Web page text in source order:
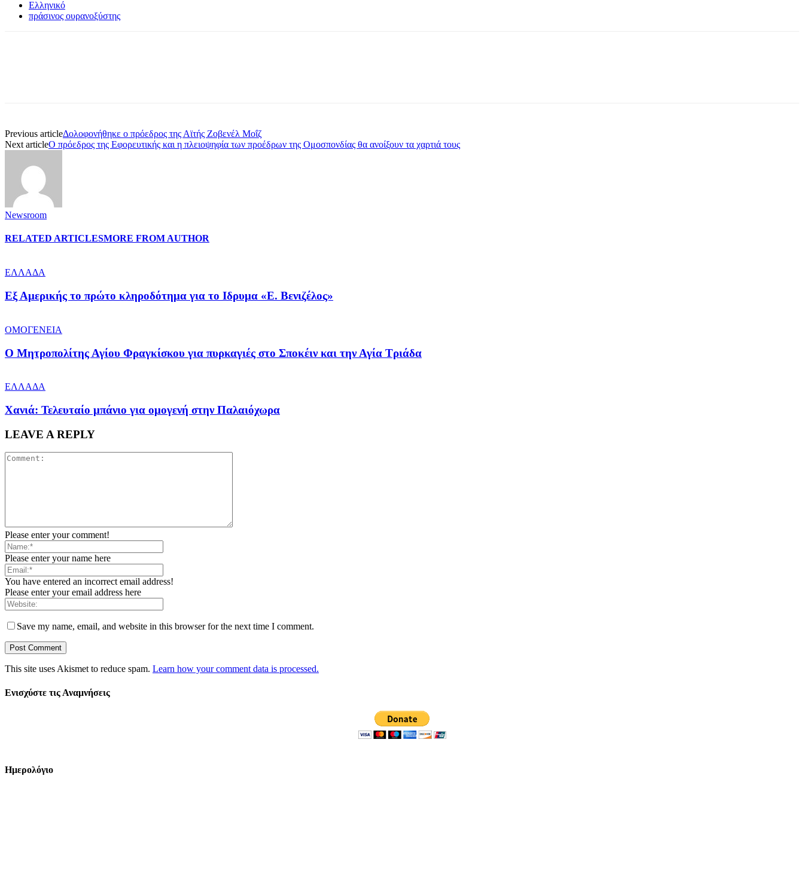
Ελληνικό
πράσινος ουρανοξύστης
Previous articleΔολοφονήθηκε ο πρόεδρος της Αϊτής Ζοβενέλ Μοΐζ
Next articleO πρόεδρος της Εφορευτικής και η πλειοψηφία των προέδρων της Ομοσπονδίας θα ανοίξουν τα χαρτιά τους
Newsroom
RELATED ARTICLESMORE FROM AUTHOR
ΕΛΛΑΔΑ
Εξ Αμερικής το πρώτο κληροδότημα για το Ιδρυμα «Ε. Βενιζέλος»
ΟΜΟΓΕΝΕΙΑ
Ο Μητροπολίτης Αγίου Φραγκίσκου για πυρκαγιές στο Σποκέιν και την Αγία Τριάδα
ΕΛΛΑΔΑ
Χανιά: Τελευταίο μπάνιο για ομογενή στην Παλαιόχωρα
LEAVE A REPLY
Please enter your comment!
Please enter your name here
You have entered an incorrect email address!
Please enter your email address here
Save my name, email, and website in this browser for the next time I comment.
This site uses Akismet to reduce spam. Learn how your comment data is processed.
Ενισχύστε τις Αναμνήσεις
Ημερολόγιο